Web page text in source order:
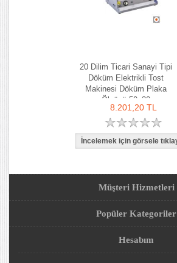
20 Dilim Ticari Sanayi Tipi
Döküm Elektrikli Tost
Makinesi Döküm Plaka
Ölçüsü 50x30
8.201,20 TL
Müşteri Hizmetleri
Popüler Kategoriler
Hesabım